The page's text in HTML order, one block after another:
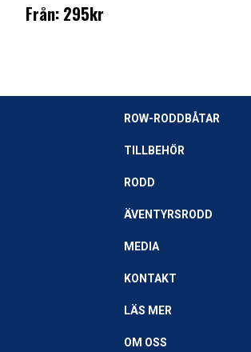
Från: 295kr
ROW-RODDBÅTAR
TILLBEHÖR
RODD
ÄVENTYRSRODD
MEDIA
KONTAKT
LÄS MER
OM OSS